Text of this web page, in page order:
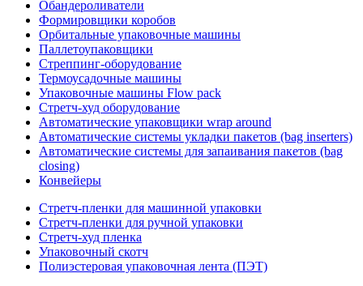
Обандероливатели
Формировщики коробов
Орбитальные упаковочные машины
Паллетоупаковщики
Стреппинг-оборудование
Термоусадочные машины
Упаковочные машины Flow pack
Стретч-худ оборудование
Автоматические упаковщики wrap around
Автоматические системы укладки пакетов (bag inserters)
Автоматические системы для запаивания пакетов (bag
closing)
Конвейеры
Стретч-пленки для машинной упаковки
Стретч-пленки для ручной упаковки
Стретч-худ пленка
Упаковочный скотч
Полиэстеровая упаковочная лента (ПЭТ)